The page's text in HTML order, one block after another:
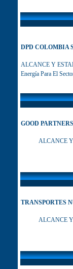
DPD COLOMBIA
ALCANCE Y
Energía Para El
GOOD
ALCANCE
TRANSPORTES
ALCANCE